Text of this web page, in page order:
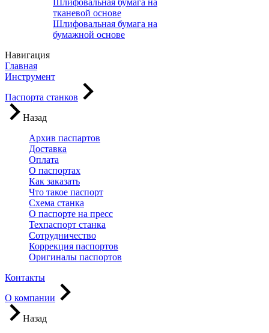
Шлифовальная бумага на
тканевой основе
Шлифовальная бумага на
бумажной основе
Навигация
Главная
Инструмент
Паспорта станков
Назад
Архив паспартов
Доставка
Оплата
О паспортах
Как заказать
Что такое паспорт
Схема станка
О паспорте на пресс
Техпаспорт станка
Сотрудничество
Коррекция паспортов
Оригиналы паспортов
Контакты
О компании
Назад